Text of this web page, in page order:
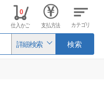
詳細検索 検索
仕入かご
0
支払方法 カテゴリ